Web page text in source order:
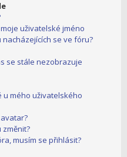
uživatelské jméno
se ve fóru?
se stále nezobrazuje
u mého uživatelského
změnit?
musím se přihlásit?